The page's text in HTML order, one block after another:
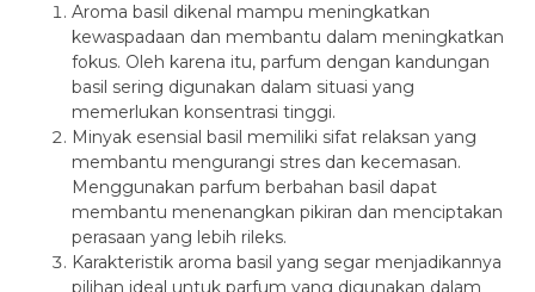
Aroma basil dikenal mampu meningkatkan
kewaspadaan dan membantu dalam meningkatkan
fokus. Oleh karena itu, parfum dengan kandungan
basil sering digunakan dalam situasi yang
memerlukan konsentrasi tinggi.
Minyak esensial basil memiliki sifat relaksan yang
membantu mengurangi stres dan kecemasan.
Menggunakan parfum berbahan basil dapat
membantu menenangkan pikiran dan menciptakan
perasaan yang lebih rileks.
Karakteristik aroma basil yang segar menjadikannya
pilihan ideal untuk parfum yang digunakan dalam